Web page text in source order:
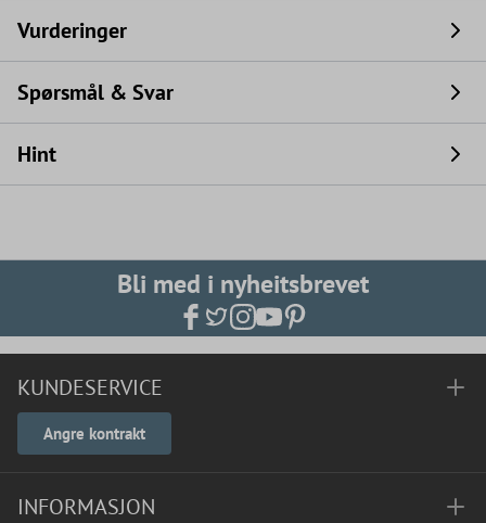
Vurderinger
Spørsmål & Svar
Hint
Bli med i nyheitsbrevet
KUNDESERVICE
Angre kontrakt
INFORMASJON